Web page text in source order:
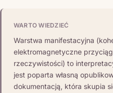
WARTO WIEDZIEĆ
Warstwa manifestacyjna
elektromagnetyczne
rzeczywistości) to
jest poparta własną
dokumentacją, która skupia